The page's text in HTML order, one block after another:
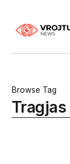
Browse Tag
Tragjas